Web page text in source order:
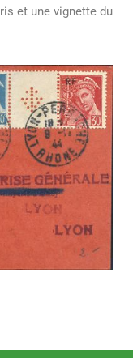
et une vignette du